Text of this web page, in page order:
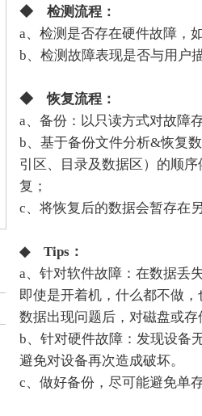
◆ 检测流程：
a、检测是否存在硬件故障，
b、检测故障表现是否与用户
◆ 恢复流程：
a、备份：以只读方式对故障
b、基于备份文件分析&恢复
引区、目录及数据区）的顺
复；
c、将恢复后的数据会暂存在
◆ Tips：
a、针对软件故障：在数据丢
即使是开着机，什么都不做
数据出现问题后，对磁盘或
b、针对硬件故障：发现设备
避免对设备再次造成破坏。
c、做好备份，尽可能避免单